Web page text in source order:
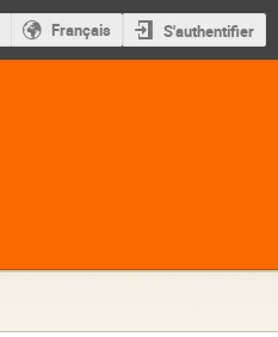
Français S'authentifier